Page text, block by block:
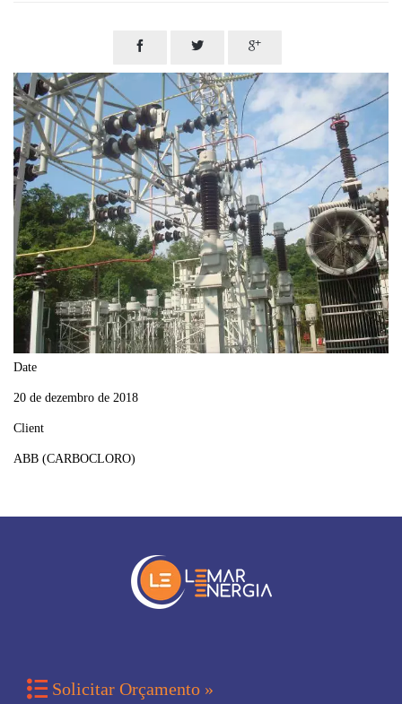
  
Date
20 de dezembro de 2018
Client
ABB (CARBOCLORO)
 Solicitar Orçamento »